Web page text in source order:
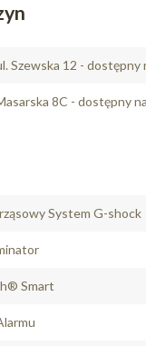
Szewska 12 - dostępny
8C - dostępny
System G-shock
Smart